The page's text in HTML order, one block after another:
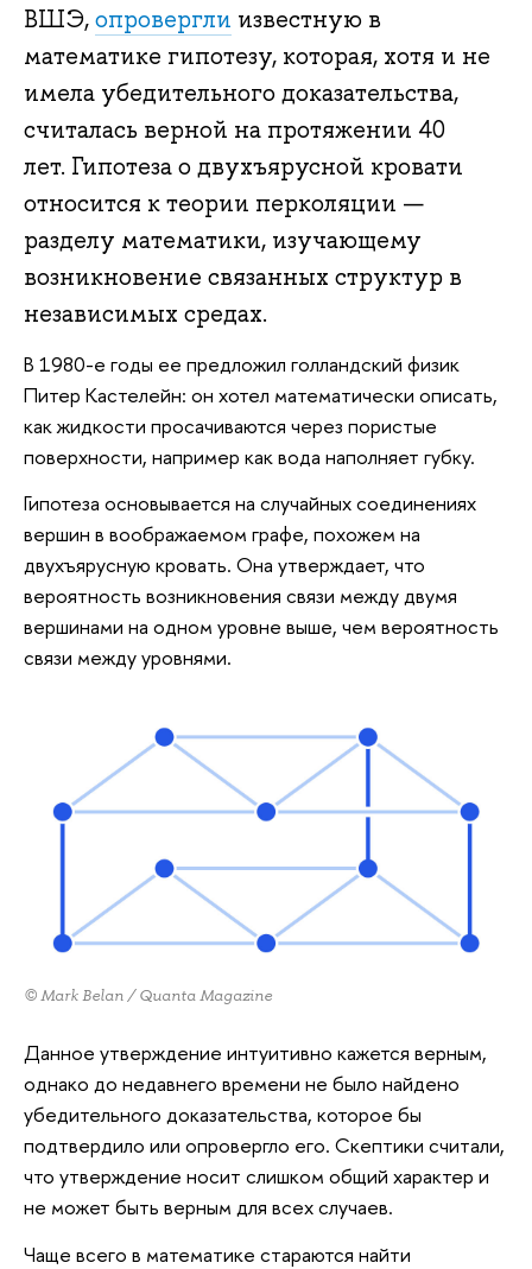
ВШЭ,опровергли известную в
математике гипотезу, которая, хотя и не
имела убедительного доказательства,
считалась верной на протяжении 40
лет. Гипотеза о двухъярусной кровати
относится к теории перколяции —
разделу математики, изучающему
возникновение связанных структур в
независимых средах.
В 1980-е годы ее предложил голландский физик
Питер Кастелейн: он хотел математически описать,
как жидкости просачиваются через пористые
поверхности, например как вода наполняет губку.
Гипотеза основывается на случайных соединениях
вершин в воображаемом графе, похожем на
двухъярусную кровать. Она утверждает, что
вероятность возникновения связи между двумя
вершинами на одном уровне выше, чем вероятность
связи между уровнями.
© Mark Belan / Quanta Magazine
Данное утверждение интуитивно кажется верным,
однако до недавнего времени не было найдено
убедительного доказательства, которое бы
подтвердило или опровергло его. Скептики считали,
что утверждение носит слишком общий характер и
не может быть верным для всех случаев.
Чаще всего в математике стараются найти